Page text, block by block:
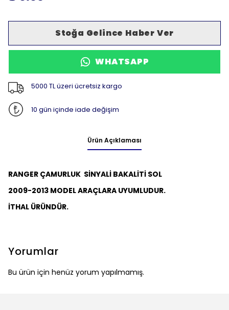
Stoğa Gelince Haber Ver
WHATSAPP
5000 TL üzeri ücretsiz kargo
10 gün içinde iade değişim
Ürün Açıklaması
RANGER ÇAMURLUK SİNYALİ BAKALİTİ SOL
2009-2013 MODEL ARAÇLARA UYUMLUDUR.
İTHAL ÜRÜNDÜR.
Yorumlar
Bu ürün için henüz yorum yapılmamış.